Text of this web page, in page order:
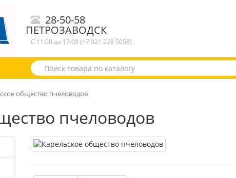
28-50-58
ПЕТРОЗАВОДСК
С 11:00 до 17:00 (+7 921 228 5058)
общество пчеловодов
пчеловодов